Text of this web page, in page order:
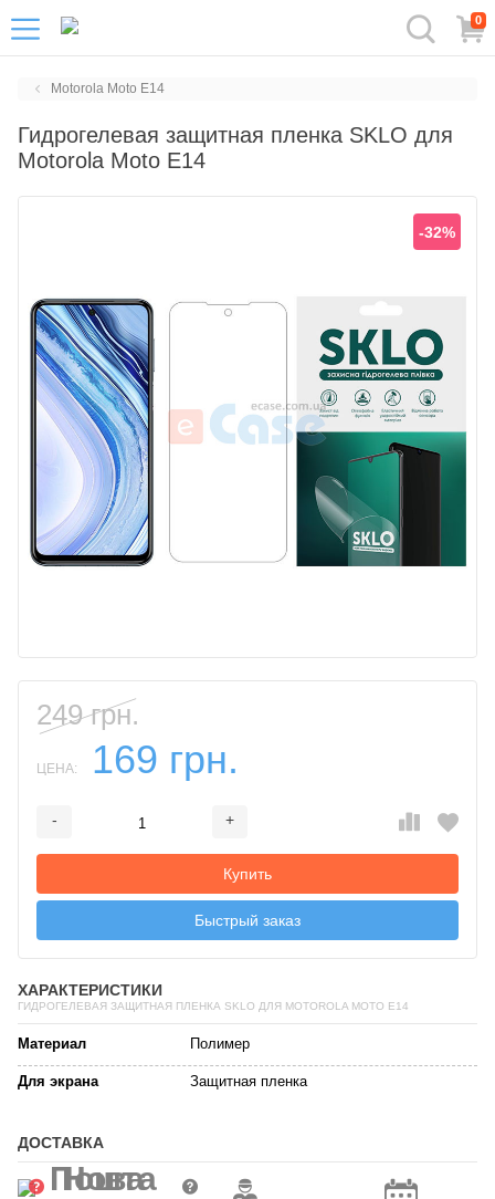
0
Motorola Moto E14
Гидрогелевая защитная пленка SKLO для
Motorola Moto E14
-32%
249 грн.
ЦЕНА: 169 грн.
- +
Купить
Быстрый заказ
ХАРАКТЕРИСТИКИ
ГИДРОГЕЛЕВАЯ ЗАЩИТНАЯ ПЛЕНКА SKLO ДЛЯ MOTOROLA MOTO E14
Материал Полимер
Для экрана Защитная пленка
ДОСТАВКА